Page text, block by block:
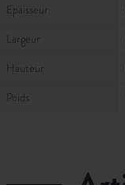
Epaisseur
Largeur
Hauteur
Poids